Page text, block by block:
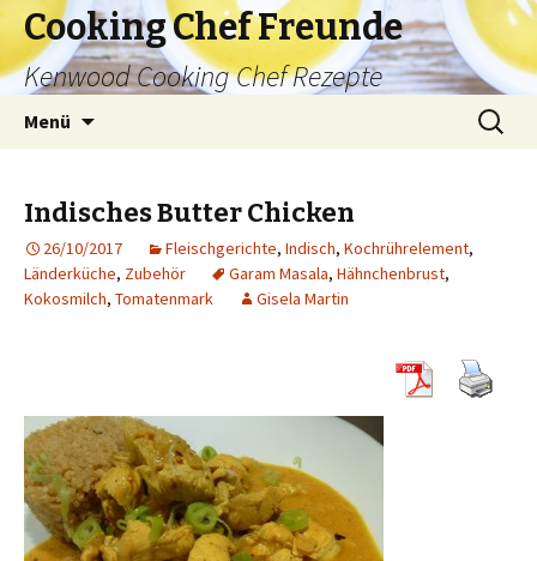
Cooking Chef Freunde
Kenwood Cooking Chef Rezepte
Menü
Suche
nach:
Indisches Butter Chicken
26/10/2017 Fleischgerichte, Indisch, Kochrührelement,
Länderküche, Zubehör Garam Masala, Hähnchenbrust,
Kokosmilch, Tomatenmark Gisela Martin